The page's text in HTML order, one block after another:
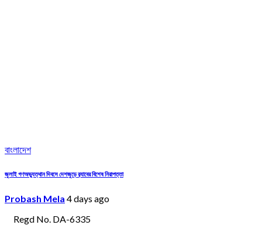
বাংলাদেশ
জুলাই গণঅভ্যুত্থান দিবসে দেশজুড়ে র‌্যাবের বিশেষ নিরাপত্তা
Probash Mela 4 days ago
Regd No. DA-6335